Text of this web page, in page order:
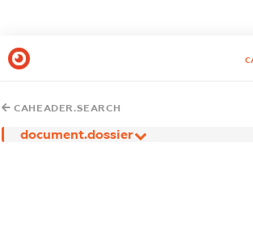
CAHEADER.SEARCH
document.dossier